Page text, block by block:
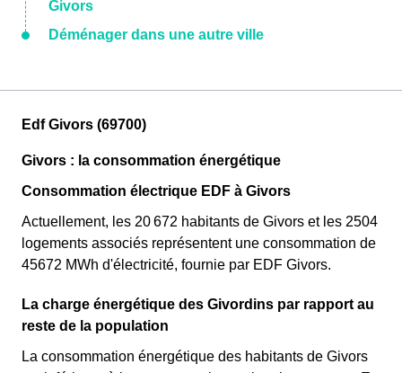
Givors
Déménager dans une autre ville
Edf Givors (69700)
Givors : la consommation énergétique
Consommation électrique EDF à Givors
Actuellement, les 20 672 habitants de Givors et les 2504
logements associés représentent une consommation de
45672 MWh d'électricité, fournie par EDF Givors.
La charge énergétique des Givordins par rapport au
reste de la population
La consommation énergétique des habitants de Givors